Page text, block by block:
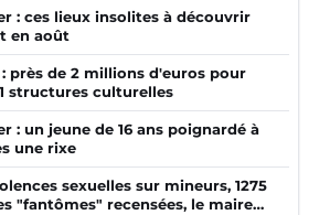
: ces lieux insolites à découvrir
en août
près de 2 millions d'euros pour
structures culturelles
: un jeune de 16 ans poignardé à
une rixe
sexuelles sur mineurs, 1275
"fantômes" recensées, le maire